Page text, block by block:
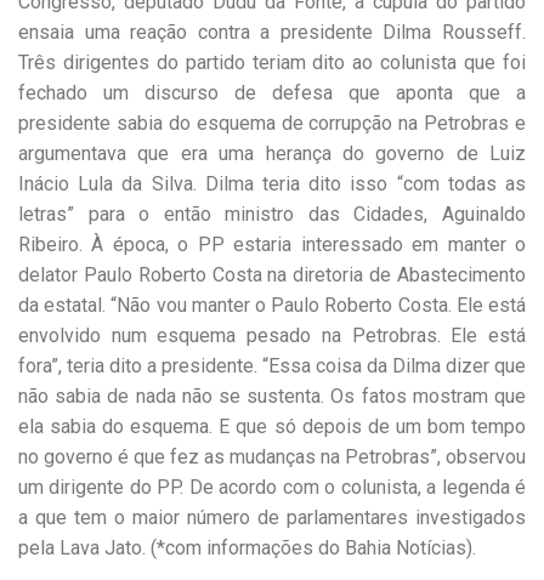
ensaia uma reação contra a presidente Dilma Rousseff.
Três dirigentes do partido teriam dito ao colunista que foi
fechado um discurso de defesa que aponta que a
presidente sabia do esquema de corrupção na Petrobras e
argumentava que era uma herança do governo de Luiz
Inácio Lula da Silva. Dilma teria dito isso “com todas as
letras” para o então ministro das Cidades, Aguinaldo
Ribeiro. À época, o PP estaria interessado em manter o
delator Paulo Roberto Costa na diretoria de Abastecimento
da estatal. “Não vou manter o Paulo Roberto Costa. Ele está
envolvido num esquema pesado na Petrobras. Ele está
fora”, teria dito a presidente. “Essa coisa da Dilma dizer que
não sabia de nada não se sustenta. Os fatos mostram que
ela sabia do esquema. E que só depois de um bom tempo
no governo é que fez as mudanças na Petrobras”, observou
um dirigente do PP. De acordo com o colunista, a legenda é
a que tem o maior número de parlamentares investigados
pela Lava Jato. (*com informações do Bahia Notícias).